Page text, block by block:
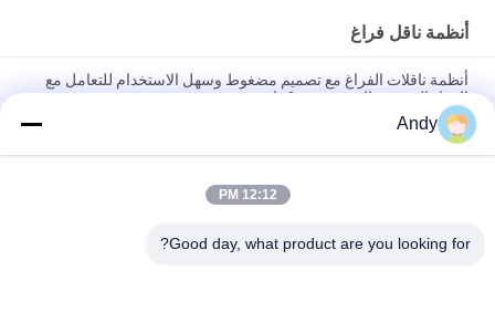
أنظمة ناقل فراغ
أنظمة ناقلات الفراغ مع تصميم مضغوط وسهل الاستخدام للتعامل مع
المواد الحبيبية وال مسحوق بكفاءة
أنظمة النقل الفراغي الآلية للتغذية والتفريغ المستمر للمواد الحبيبية في
العمليات الصناعية
أنظمة النقل بالشفط مصممة لنقل المواد البودرة والحبيبية بأمان
Andy
12:12 PM
Good day, what product are you looking for?